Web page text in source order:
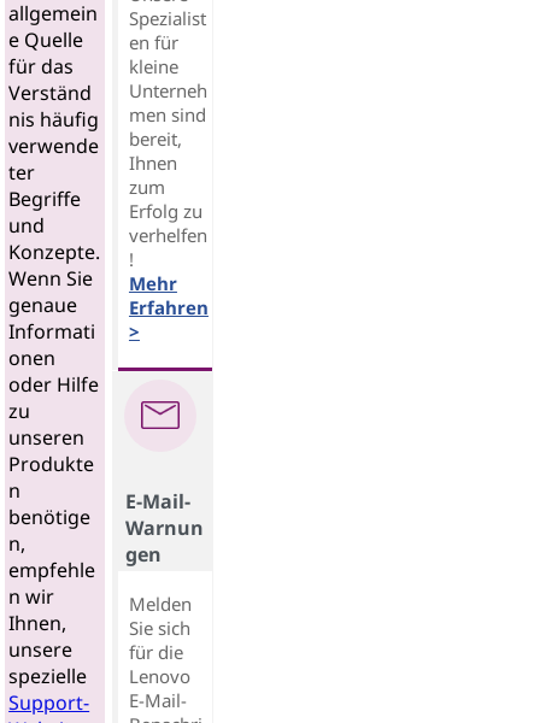
allgemein
e Quelle
für das
Verständ
nis häufig
verwende
ter
Begriffe
und
Konzepte.
Wenn Sie
genaue
Informati
onen
oder Hilfe
zu
unseren
Produkte
n
benötige
n,
empfehle
n wir
Ihnen,
unsere
spezielle
Support-
Spezialist
en für
kleine
Unterneh
men sind
bereit,
Ihnen
zum
Erfolg zu
verhelfen
!
Mehr
Erfahren
>
E-Mail-
Warnun
gen
Melden
Sie sich
für die
Lenovo
E-Mail-